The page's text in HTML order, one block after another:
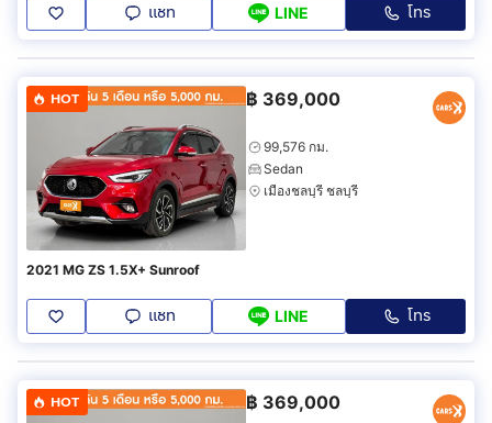
แชท LINE โทร
HOT ฿ 369,000
99,576 กม.
Sedan
เมืองชลบุรี ชลบุรี
2021 MG ZS 1.5X+ Sunroof
แชท LINE โทร
HOT ฿ 369,000